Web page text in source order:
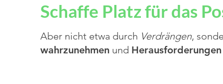
Schaffe Platz für das
Aber nicht etwa durch Verdrängen,
wahrzunehmen und